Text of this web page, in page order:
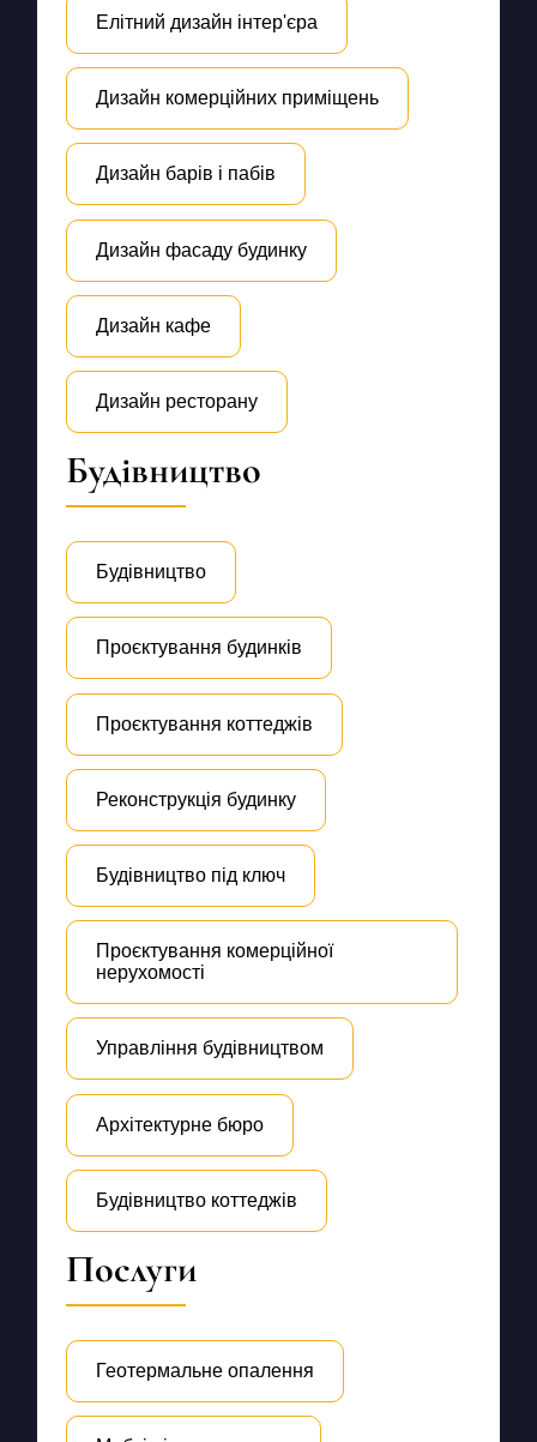
Елітний дизайн інтер'єра
Дизайн комерційних приміщень
Дизайн барів і пабів
Дизайн фасаду будинку
Дизайн кафе
Дизайн ресторану
Будівництво
Будівництво
Проєктування будинків
Проєктування коттеджів
Реконструкція будинку
Будівництво під ключ
Проєктування комерційної
нерухомості
Управління будівництвом
Архітектурне бюро
Будівництво коттеджів
Послуги
Геотермальне опалення